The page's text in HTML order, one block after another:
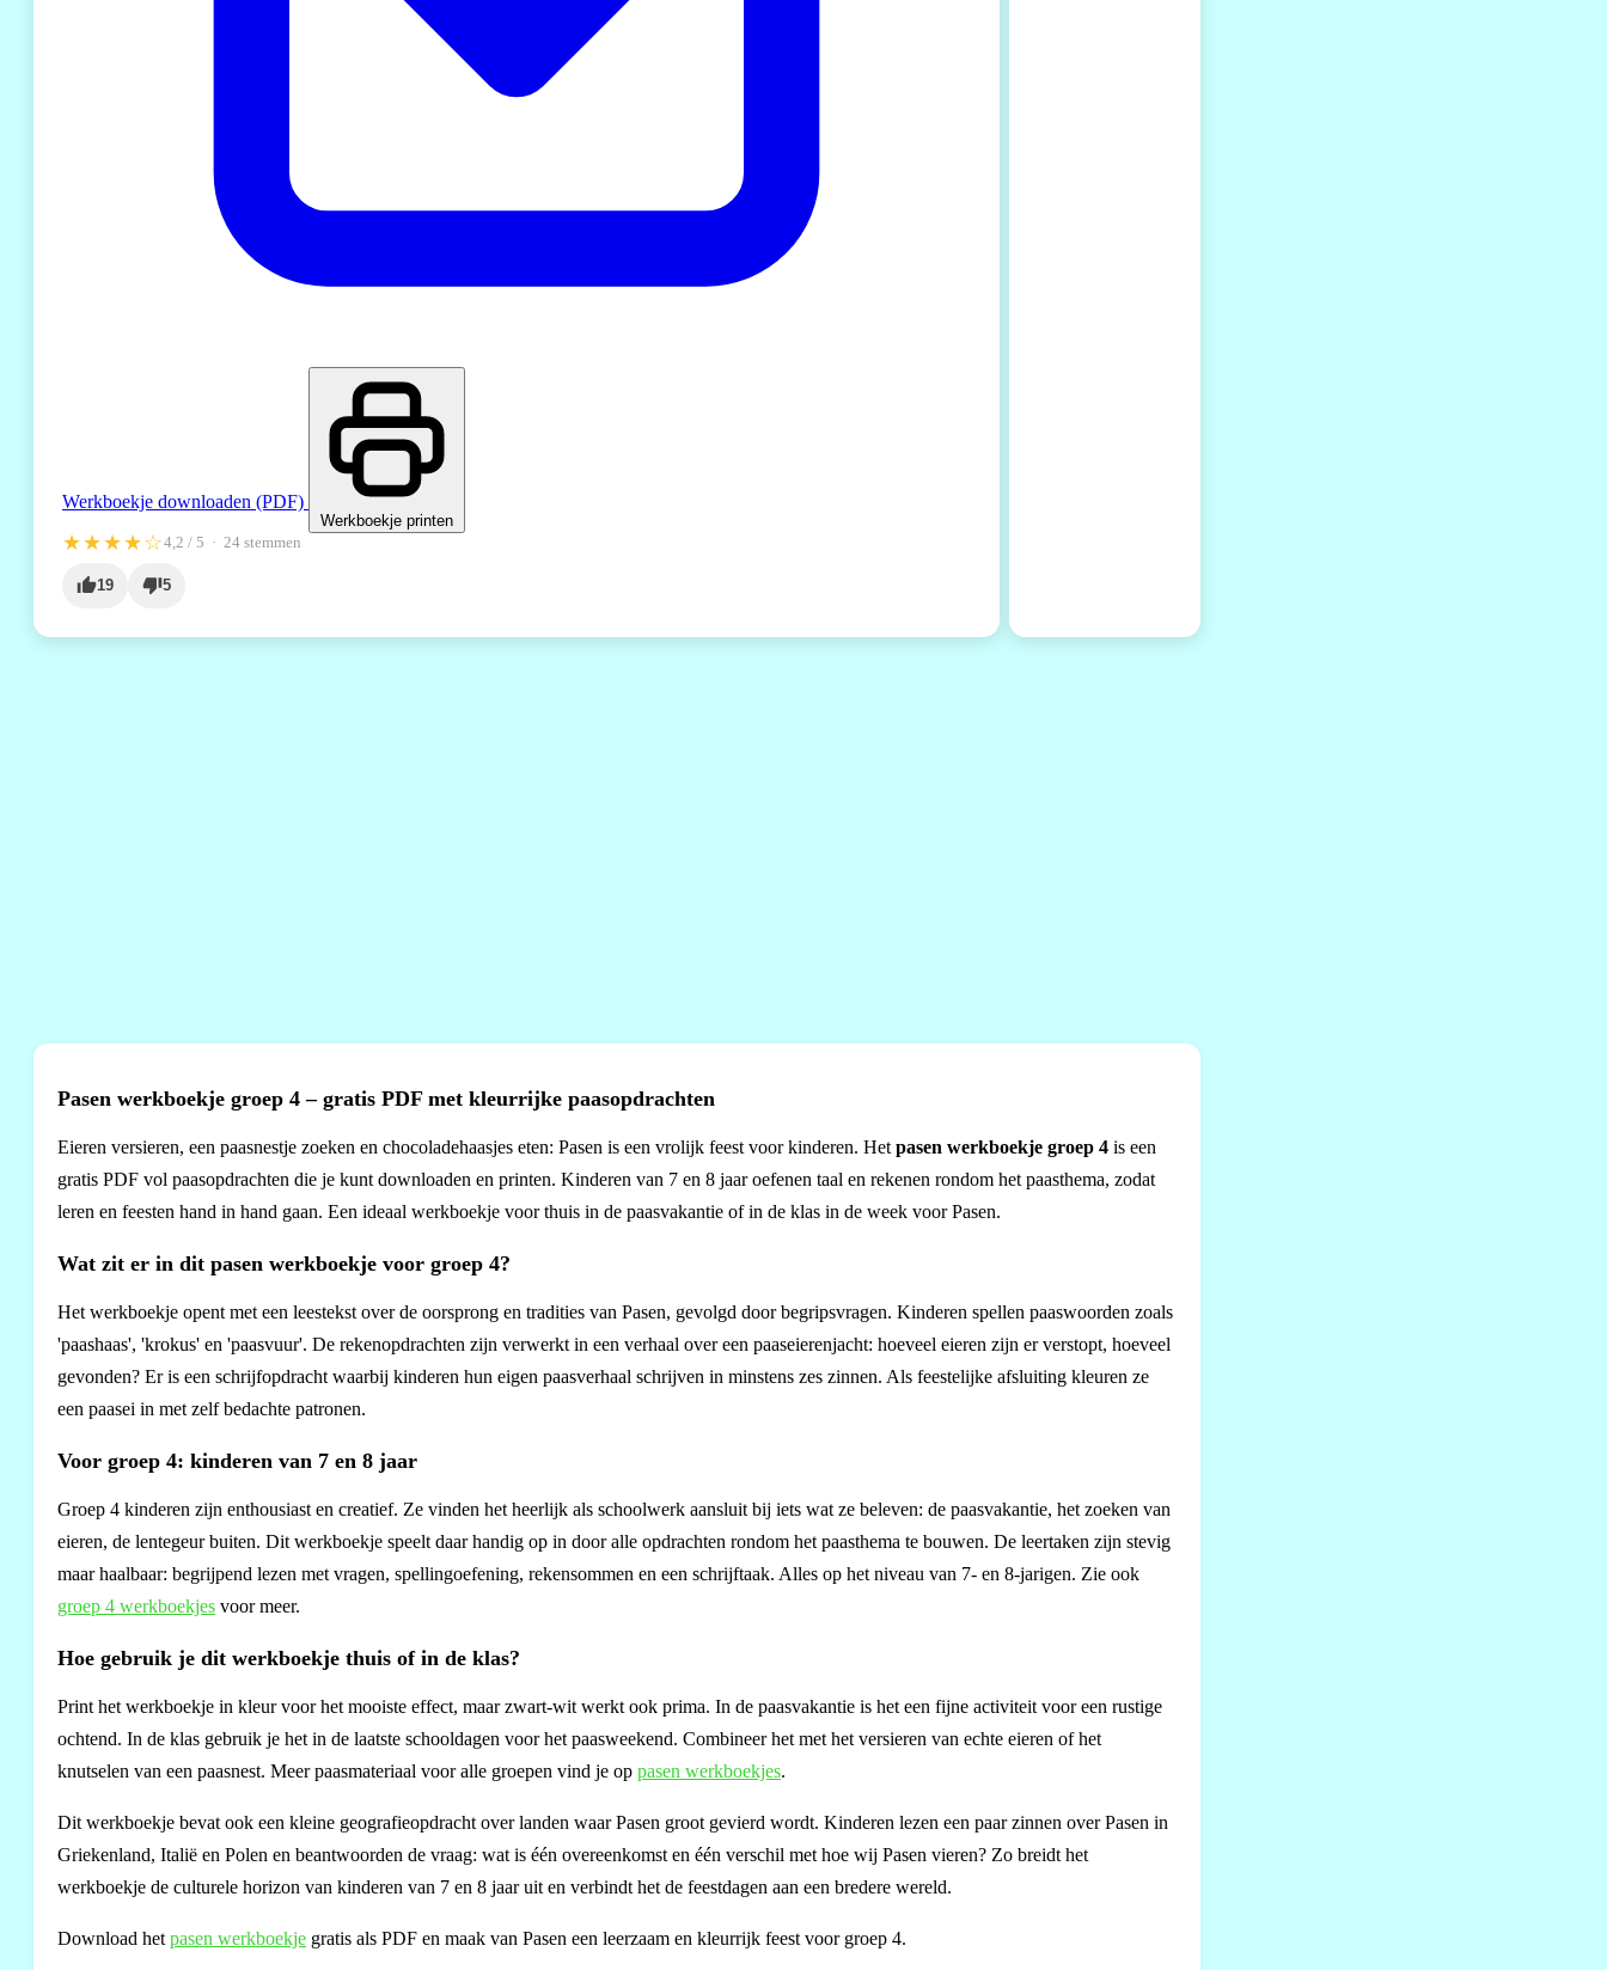
Werkboekje downloaden (PDF)
Werkboekje printen
★★★★☆4,2 / 5 · 24 stemmen
19 5
Pasen werkboekje groep 4 – gratis PDF met kleurrijke paasopdrachten
Eieren versieren, een paasnestje zoeken en chocoladehaasjes eten: Pasen is een vrolijk feest voor kinderen. Het pasen werkboekje groep 4 is een
gratis PDF vol paasopdrachten die je kunt downloaden en printen. Kinderen van 7 en 8 jaar oefenen taal en rekenen rondom het paasthema, zodat
leren en feesten hand in hand gaan. Een ideaal werkboekje voor thuis in de paasvakantie of in de klas in de week voor Pasen.
Wat zit er in dit pasen werkboekje voor groep 4?
Het werkboekje opent met een leestekst over de oorsprong en tradities van Pasen, gevolgd door begripsvragen. Kinderen spellen paaswoorden zoals
'paashaas', 'krokus' en 'paasvuur'. De rekenopdrachten zijn verwerkt in een verhaal over een paaseierenjacht: hoeveel eieren zijn er verstopt, hoeveel
gevonden? Er is een schrijfopdracht waarbij kinderen hun eigen paasverhaal schrijven in minstens zes zinnen. Als feestelijke afsluiting kleuren ze
een paasei in met zelf bedachte patronen.
Voor groep 4: kinderen van 7 en 8 jaar
Groep 4 kinderen zijn enthousiast en creatief. Ze vinden het heerlijk als schoolwerk aansluit bij iets wat ze beleven: de paasvakantie, het zoeken van
eieren, de lentegeur buiten. Dit werkboekje speelt daar handig op in door alle opdrachten rondom het paasthema te bouwen. De leertaken zijn stevig
maar haalbaar: begrijpend lezen met vragen, spellingoefening, rekensommen en een schrijftaak. Alles op het niveau van 7- en 8-jarigen. Zie ook
groep 4 werkboekjes voor meer.
Hoe gebruik je dit werkboekje thuis of in de klas?
Print het werkboekje in kleur voor het mooiste effect, maar zwart-wit werkt ook prima. In de paasvakantie is het een fijne activiteit voor een rustige
ochtend. In de klas gebruik je het in de laatste schooldagen voor het paasweekend. Combineer het met het versieren van echte eieren of het
knutselen van een paasnest. Meer paasmateriaal voor alle groepen vind je op pasen werkboekjes.
Dit werkboekje bevat ook een kleine geografieopdracht over landen waar Pasen groot gevierd wordt. Kinderen lezen een paar zinnen over Pasen in
Griekenland, Italië en Polen en beantwoorden de vraag: wat is één overeenkomst en één verschil met hoe wij Pasen vieren? Zo breidt het
werkboekje de culturele horizon van kinderen van 7 en 8 jaar uit en verbindt het de feestdagen aan een bredere wereld.
Download het pasen werkboekje gratis als PDF en maak van Pasen een leerzaam en kleurrijk feest voor groep 4.